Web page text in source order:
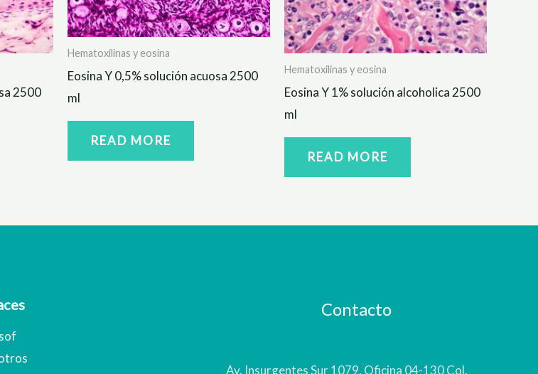
2500
Hematoxilinas y eosina
Eosina Y 0,5% solución acuosa 2500
ml
READ MORE
Hematoxilinas y eosina
Eosina Y 1% solución alcoholica 2500
ml
READ MORE
Contacto
Av. Insurgentes Sur 1079, Oficina 04-130 Col.